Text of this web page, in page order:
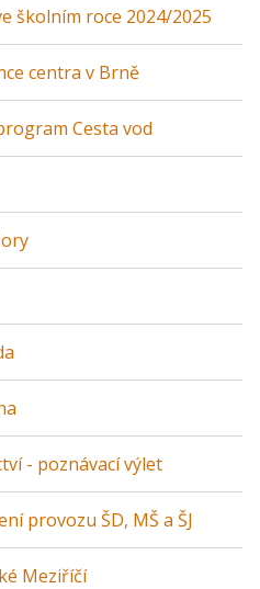
školním roce 2024/2025
centra v Brně
Cesta vod
- poznávací výlet
provozu ŠD, MŠ a ŠJ
Meziříčí